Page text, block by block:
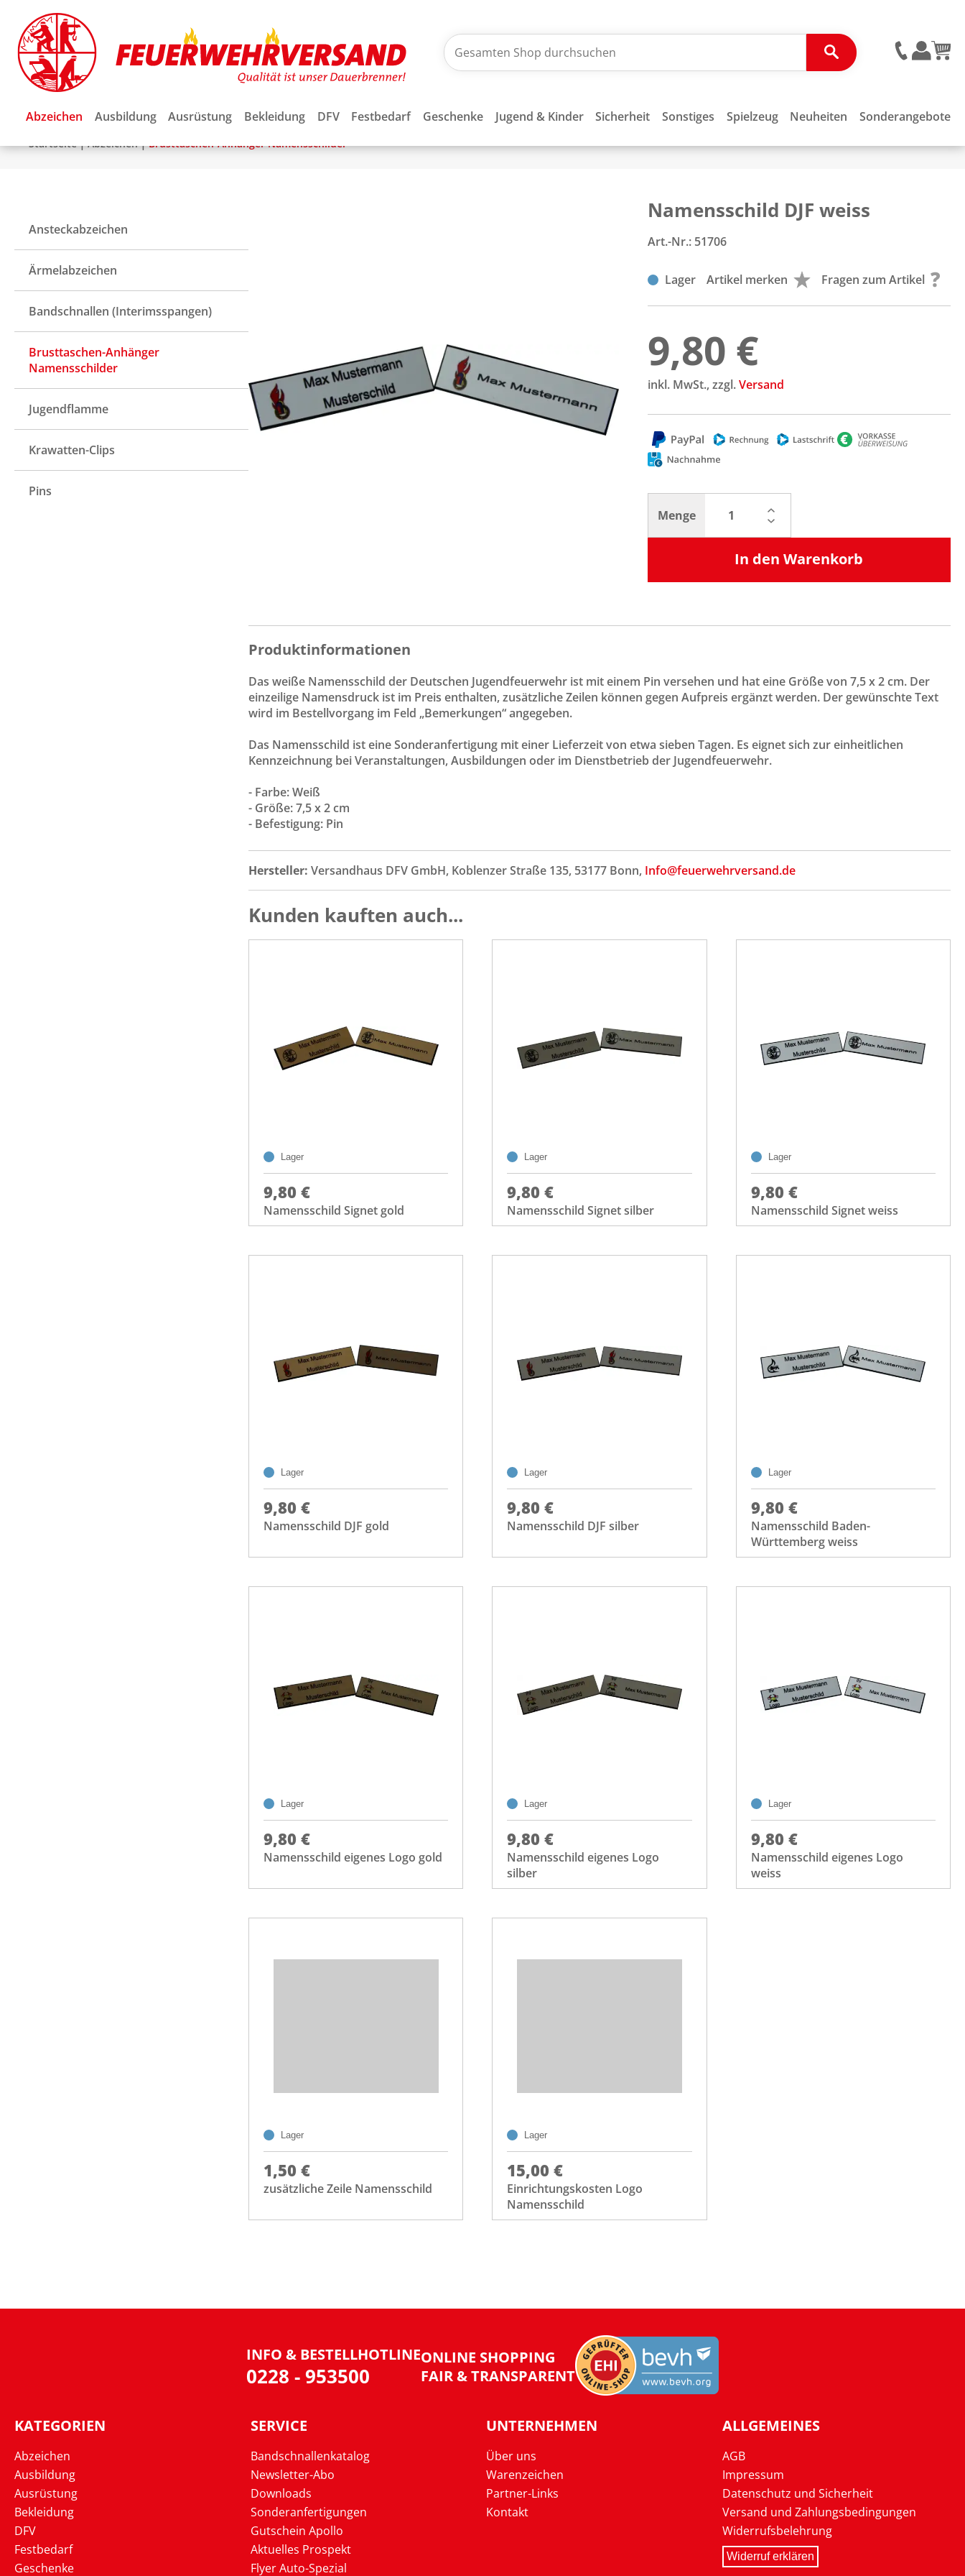
Abzeichen Ausbildung Ausrüstung Bekleidung DFV Festbedarf Geschenke Jugend & Kinder Sicherheit Sonstiges Spielzeug Neuheiten Sonderangebote
Startseite|Abzeichen|Brusttaschen-Anhänger Namensschilder
Ansteckabzeichen
Ärmelabzeichen
Bandschnallen (Interimsspangen)
Brusttaschen-Anhänger
Namensschilder
Jugendflamme
Krawatten-Clips
Pins
Namensschild DJF weiss
Art.-Nr.: 51706
Lager Artikel merken Fragen zum Artikel
9,80 €
inkl. MwSt., zzgl.Versand
Menge
In den Warenkorb
Produktinformationen
Das weiße Namensschild der Deutschen Jugendfeuerwehr ist mit einem Pin versehen und hat eine Größe von 7,5 x 2 cm. Der
einzeilige Namensdruck ist im Preis enthalten, zusätzliche Zeilen können gegen Aufpreis ergänzt werden. Der gewünschte Text
wird im Bestellvorgang im Feld „Bemerkungen“ angegeben.
Das Namensschild ist eine Sonderanfertigung mit einer Lieferzeit von etwa sieben Tagen. Es eignet sich zur einheitlichen
Kennzeichnung bei Veranstaltungen, Ausbildungen oder im Dienstbetrieb der Jugendfeuerwehr.
- Farbe: Weiß
- Größe: 7,5 x 2 cm
- Befestigung: Pin
Hersteller: Versandhaus DFV GmbH, Koblenzer Straße 135, 53177 Bonn, Info@feuerwehrversand.de
Kunden kauften auch...
Lager
9,80 €
Namensschild Signet gold
Lager
9,80 €
Namensschild Signet silber
Lager
9,80 €
Namensschild Signet weiss
Lager
9,80 €
Namensschild DJF gold
Lager
9,80 €
Namensschild DJF silber
Lager
9,80 €
Namensschild Baden-
Württemberg weiss
Lager
9,80 €
Namensschild eigenes Logo gold
Lager
9,80 €
Namensschild eigenes Logo
silber
Lager
9,80 €
Namensschild eigenes Logo
weiss
Lager
1,50 €
zusätzliche Zeile Namensschild
Lager
15,00 €
Einrichtungskosten Logo
Namensschild
INFO & BESTELLHOTLINE
0228 - 953500
ONLINE SHOPPING
FAIR & TRANSPARENT
KATEGORIEN
Abzeichen
Ausbildung
Ausrüstung
Bekleidung
DFV
Festbedarf
Geschenke
SERVICE
Bandschnallenkatalog
Newsletter-Abo
Downloads
Sonderanfertigungen
Gutschein Apollo
Aktuelles Prospekt
Flyer Auto-Spezial
UNTERNEHMEN
Über uns
Warenzeichen
Partner-Links
Kontakt
ALLGEMEINES
AGB
Impressum
Datenschutz und Sicherheit
Versand und Zahlungsbedingungen
Widerrufsbelehrung
Widerruf erklären